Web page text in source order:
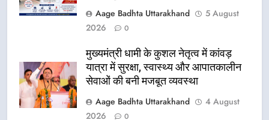
Aage Badhta Uttarakhand
5 August
2026
0
मुख्यमंत्री धामी के कुशल नेतृत्व में कांवड़
यात्रा में सुरक्षा, स्वास्थ्य और आपातकालीन
सेवाओं की बनी मजबूत व्यवस्था
Aage Badhta Uttarakhand
4 August
2026
0
5